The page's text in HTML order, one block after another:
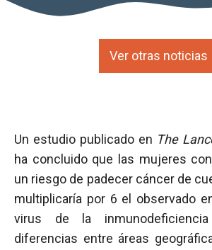
Ver otras noticias
Un estudio publicado en The
ha concluido que las mujeres
un riesgo de padecer cáncer de
multiplicaría por 6 el observado
virus de la
diferencias entre áreas